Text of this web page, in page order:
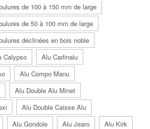
de 100 à 150 mm de large
de 50 à 100 mm de large
déclinées en bois noble
Calypso
Alu Carlinalu
Alu Compo Manu
Alu Double Alu Minet
Alu Double Caisse Alu
Alu Gondole Alu Jearo
Alu Kirk